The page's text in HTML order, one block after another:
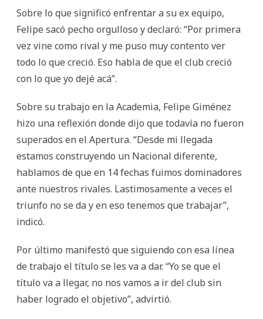
Sobre lo que significó enfrentar a su ex equipo,
Felipe sacó pecho orgulloso y declaró: “Por primera
vez vine como rival y me puso muy contento ver
todo lo que creció. Eso habla de que el club creció
con lo que yo dejé acá”.
Sobre su trabajo en la Academia, Felipe Giménez
hizo una reflexión donde dijo que todavía no fueron
superados en el Apertura. “Desde mi llegada
estamos construyendo un Nacional diferente,
hablamos de que en 14 fechas fuimos dominadores
ante nuestros rivales. Lastimosamente a veces el
triunfo no se da y en eso tenemos que trabajar”,
indicó.
Por último manifestó que siguiendo con esa línea
de trabajo el título se les va a dar. “Yo se que el
título va a llegar, no nos vamos a ir del club sin
haber logrado el objetivo”, advirtió.